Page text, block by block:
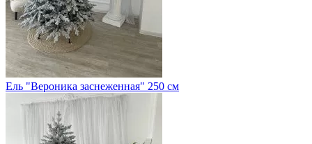
Ель "Вероника заснеженная" 250 см